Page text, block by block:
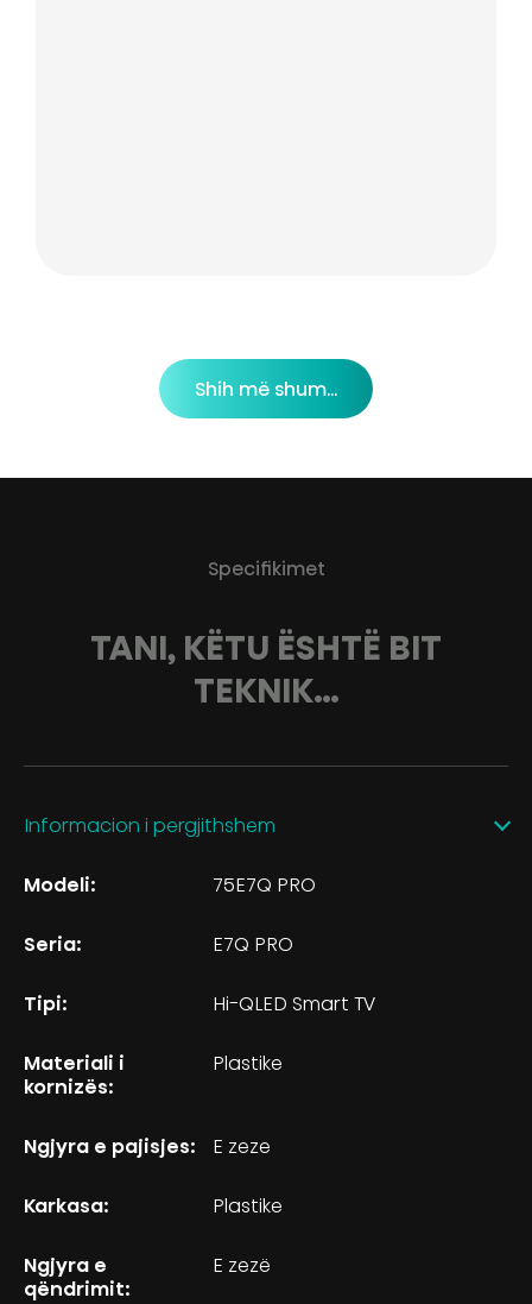
Shih më shum...
Specifikimet
TANI, KËTU ËSHTË BIT
TEKNIK…
Informacion i pergjithshem
Modeli: 75E7Q PRO
Seria: E7Q PRO
Tipi: Hi-QLED Smart TV
Materiali i
kornizës:
Plastike
Ngjyra e pajisjes: E zeze
Karkasa: Plastike
Ngjyra e
qëndrimit:
E zezë